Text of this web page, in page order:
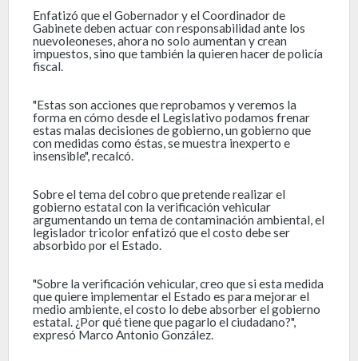
Enfatizó que el Gobernador y el Coordinador de
Gabinete deben actuar con responsabilidad ante los
nuevoleoneses, ahora no solo aumentan y crean
impuestos, sino que también la quieren hacer de policía
fiscal.
"Estas son acciones que reprobamos y veremos la
forma en cómo desde el Legislativo podamos frenar
estas malas decisiones de gobierno, un gobierno que
con medidas como éstas, se muestra inexperto e
insensible", recalcó.
Sobre el tema del cobro que pretende realizar el
gobierno estatal con la verificación vehicular
argumentando un tema de contaminación ambiental, el
legislador tricolor enfatizó que el costo debe ser
absorbido por el Estado.
"Sobre la verificación vehicular, creo que si esta medida
que quiere implementar el Estado es para mejorar el
medio ambiente, el costo lo debe absorber el gobierno
estatal. ¿Por qué tiene que pagarlo el ciudadano?",
expresó Marco Antonio González.